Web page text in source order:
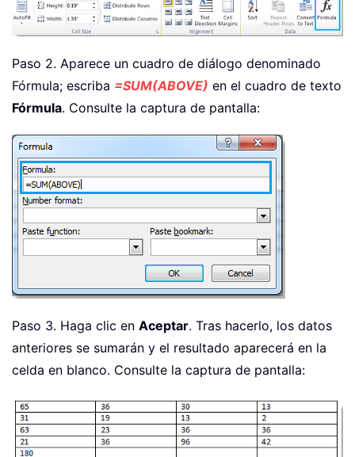
Paso 2. Aparece un cuadro de diálogo denominado
Fórmula; escriba =SUM(ABOVE) en el cuadro de texto
Fórmula. Consulte la captura de pantalla:
Paso 3. Haga clic en Aceptar. Tras hacerlo, los datos
anteriores se sumarán y el resultado aparecerá en la
celda en blanco. Consulte la captura de pantalla: